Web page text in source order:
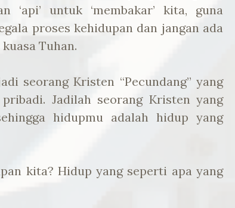
‘api’ untuk ‘membakar’ kita, guna
proses kehidupan dan jangan ada
Tuhan.
seorang Kristen “Pecundang” yang
Jadilah seorang Kristen yang
hidupmu adalah hidup yang
kita? Hidup yang seperti apa yang